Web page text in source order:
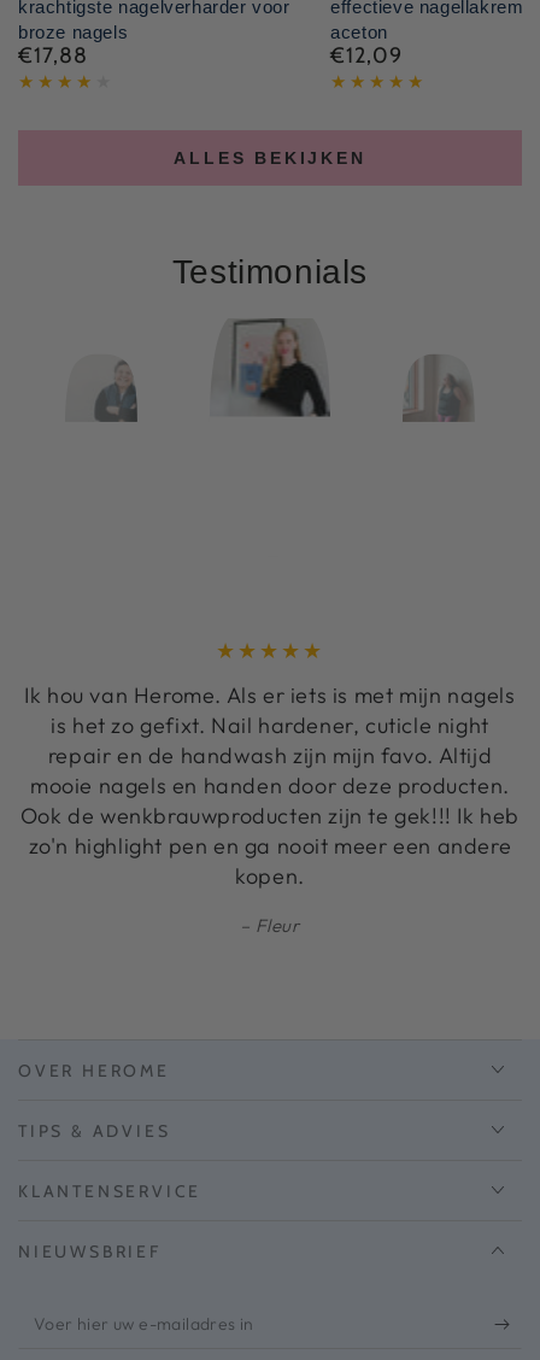
krachtigste nagelverharder voor
broze nagels
Normale
prijs
€17,88
effectieve
aceton
Normale
prijs
€12,09
ALLES BEKIJKEN
Testimonials
Ik hou van Herome. Als er iets is met mijn nagels
is het zo gefixt. Nail hardener, cuticle night
repair en de handwash zijn mijn favo. Altijd
mooie nagels en handen door deze producten.
Ook de wenkbrauwproducten zijn te gek!!! Ik heb
zo'n highlight pen en ga nooit meer een andere
kopen.
Fleur
OVER HEROME
TIPS & ADVIES
KLANTENSERVICE
NIEUWSBRIEF
Voer